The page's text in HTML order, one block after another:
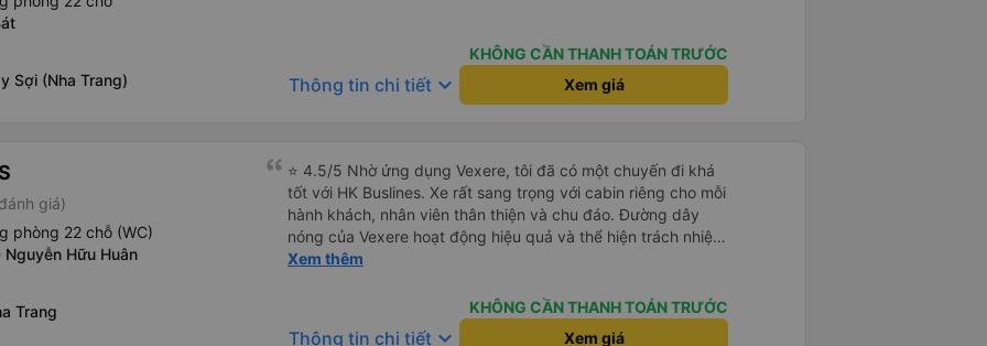
Sợi (Nha Trang)
KHÔNG CẦN THANH TOÁN TRƯỚC
Thông tin chi tiết keyboard_arrow_down Xem giá
giá)
phòng 22 chỗ (WC)
Hữu Huân
Trang
⭐ 4.5/5 Nhờ ứng dụng Vexere, tôi đã có một chuyến đi khá
tốt với HK Buslines. Xe rất sang trọng với cabin riêng cho mỗi
hành khách, nhân viên thân thiện và chu đáo. Đường dây
nóng của Vexere hoạt động hiệu quả và thể hiện trách nhiệm
với khách hàng. Nhược điểm: -0.5 sao vì quy trình đặt vé
quay lại, điều này có thể dẫn đến việc hủy dịch vụ. -0.5 sao
vì điểm trả khách chỉ ở văn phòng đại diện của công ty,
Xem thêm
KHÔNG CẦN THANH TOÁN TRƯỚC
Thông tin chi tiết keyboard_arrow_down Xem giá